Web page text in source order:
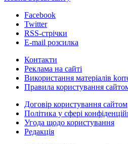
Facebook
Twitter
RSS-стрічки
E-mail розсилка
Контакти
Реклама на сайті
Використання матеріалів
Правила користування
Договір користування сайтом
Політика у сфері
Угода щодо користування
Редакція